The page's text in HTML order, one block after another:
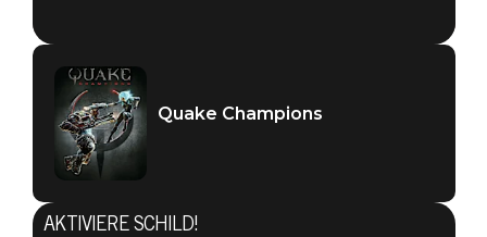
Quake Champions
AKTIVIERE SCHILD!